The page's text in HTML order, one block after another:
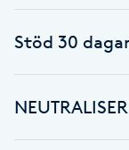
Eyeliner-
F
Face framing
Stöd 30